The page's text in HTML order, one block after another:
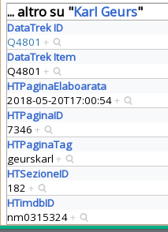
... altro su "Karl Geurs"
DataTrek ID
Q4801 +
DataTrek Item
Q4801 +
HTPaginaElaboarata
2018-05-20T17:00:54+
HTPaginaID
7346 +
HTPaginaTag
geurskarl +
HTSezioneID
182 +
HTimdbID
nm0315324+